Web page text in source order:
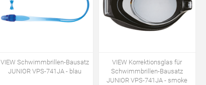
VIEW Schwimmbrillen-Bausatz
JUNIOR VPS-741JA - blau
VIEW Korrektionsglas für
Schwimmbrillen-Bausatz
JUNIOR VPS-741JA - smoke